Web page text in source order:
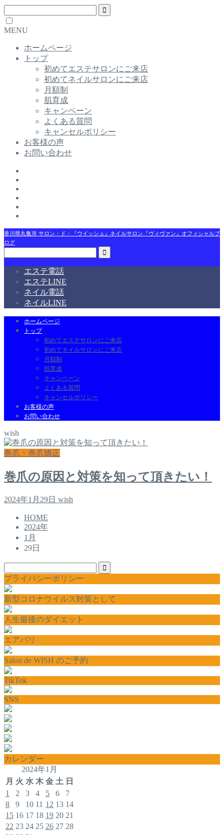
MENU
ホームページ
トップ
初めてエステサロンにご来店
初めてネイルサロンにご来店
月額制
肌育成
キャンペーン
よくある質問
キャンセルポリシー
お客様の声
お問い合わせ
香川県丸亀市 サロン・ド・『ウイッシュ』ネイルサロン『ヴィヴァン』オフィシャルブ
ログ
エステ電話
エステLINE
ネイル電話
ネイルLINE
ホームページ
トップ
初めてエステサロンにご来店
初めてネイルサロンにご来店
月額制
肌育成
キャンペーン
よくある質問
キャンセルポリシー
お客様の声
お問い合わせ
wish
巻爪・巻爪矯正
巻爪の原因と対策を知って頂きたい！
2024年1月29日 wish
HOME
2024年
1月
29日
プライバシーポリシー
新型コロナウイルス対策として
人生最後のダイエット
エアバリ
Salon de WISH のご予約
TikTok
SNS
カレンダー
2024年1月
月 火 水 木 金 土 日
1
2 3 4 5 6
7
8
9 10 11 12 13 14
15 16 17 18 19 20 21
22 23 24 25 26 27 28